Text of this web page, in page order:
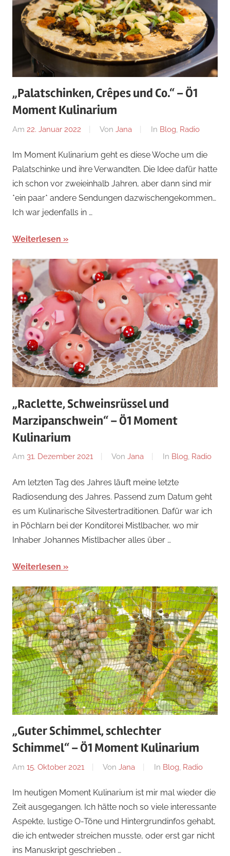
„Palatschinken, Crêpes und Co.“ – Ö1
Moment Kulinarium
Am 22. Januar 2022 Von Jana In Blog, Radio
Im Moment Kulinarium geht es diese Woche um die
Palatschinke und ihre Verwandten. Die Idee dafür hatte
ich schon vor zweieinhalb Jahren, aber dann sind mir
*ein paar* andere Sendungen dazwischengekommen…
Ich war jedenfalls in …
Weiterlesen
„Raclette, Schweinsrüssel und
Marzipanschwein“ – Ö1 Moment
Kulinarium
Am 31. Dezember 2021 Von Jana In Blog, Radio
Am letzten Tag des Jahres läuft meine letzte
Radiosendung des Jahres. Passend zum Datum geht
es um Kulinarische Silvestertraditionen. Dafür war ich
in Pöchlarn bei der Konditorei Mistlbacher, wo mir
Inhaber Johannes Mistlbacher alles über …
Weiterlesen
„Guter Schimmel, schlechter
Schimmel“ – Ö1 Moment Kulinarium
Am 15. Oktober 2021 Von Jana In Blog, Radio
Im heutigen Moment Kulinarium ist mir mal wieder die
Zeit ausgegangen. Ich hätte noch so viele interessante
Aspekte, lustige O-Töne und Hintergrundinfos gehabt,
die ich entweder streichen musste, oder erst gar nicht
ins Manuskript geschrieben …